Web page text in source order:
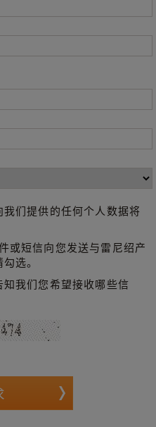
我们提供的任何个人数据将
或短信向您发送与雷尼绍产
选。
我们您希望接收哪些信